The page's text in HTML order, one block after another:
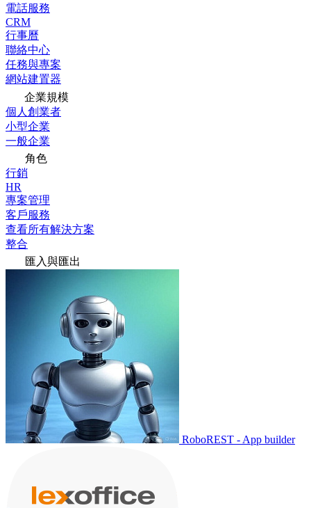
電話服務
CRM
行事曆
聯絡中心
任務與專案
網站建置器
企業規模
個人創業者
小型企業
一般企業
角色
行銷
HR
專案管理
客戶服務
查看所有解決方案
整合
匯入與匯出
RoboREST - App builder